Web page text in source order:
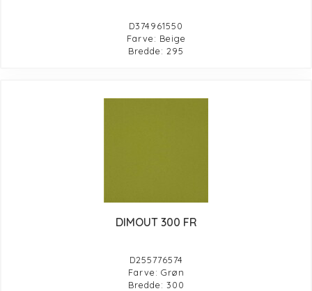
D374961550
Farve: Beige
Bredde: 295
DIMOUT 300 FR
D255776574
Farve: Grøn
Bredde: 300